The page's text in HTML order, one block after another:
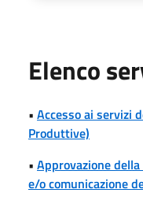
Elenco
• Accesso ai servizi
Produttive)
• Approvazione
e/o comunicazione